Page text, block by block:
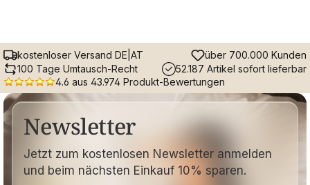
kostenloser Versand DE|AT
über 700.000 Kunden
100 Tage Umtausch-Recht
52.187 Artikel sofort lieferbar
4.6 aus 43.974 Produkt-Bewertungen
Newsletter
Jetzt zum kostenlosen Newsletter anmelden
und beim nächsten Einkauf 10% sparen.